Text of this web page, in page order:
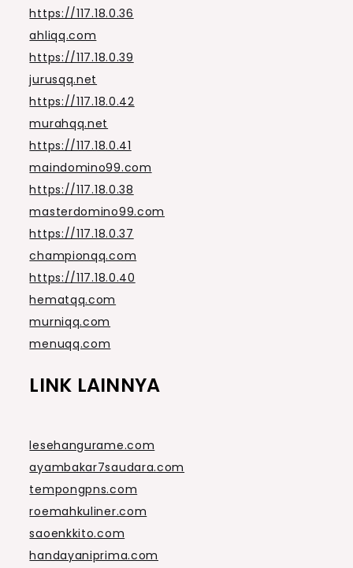
https://117.18.0.36
ahliqq.com
https://117.18.0.39
jurusqq.net
https://117.18.0.42
murahqq.net
https://117.18.0.41
maindomino99.com
https://117.18.0.38
masterdomino99.com
https://117.18.0.37
championqq.com
https://117.18.0.40
hematqq.com
murniqq.com
menuqq.com
LINK LAINNYA
lesehangurame.com
ayambakar7saudara.com
tempongpns.com
roemahkuliner.com
saoenkkito.com
handayaniprima.com